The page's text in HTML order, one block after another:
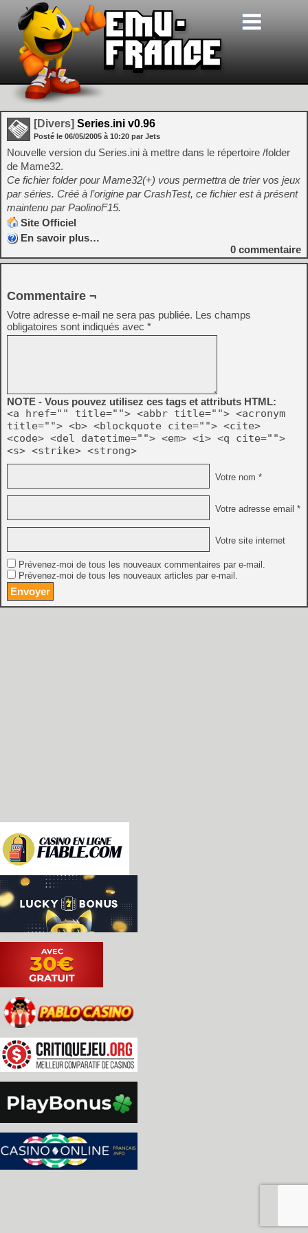
[Divers] Series.ini v0.96
Posté le 06/05/2005 à 10:20 par Jets
Nouvelle version du Series.ini à mettre dans le répertoire /folder
de Mame32.
Ce fichier folder pour Mame32(+) vous permettra de trier vos jeux
par séries. Créé à l’origine par CrashTest, ce fichier est à présent
maintenu par PaolinoF15.
Site Officiel
En savoir plus…
0 commentaire
Commentaire ¬
Votre adresse e-mail ne sera pas publiée. Les champs
obligatoires sont indiqués avec *
NOTE - Vous pouvez utilisez ces tags et attributs HTML:
<a href="" title=""> <abbr title=""> <acronym
title=""> <b> <blockquote cite=""> <cite>
<code> <del datetime=""> <em> <i> <q cite="">
<s> <strike> <strong>
Votre nom *
Votre adresse email *
Votre site internet
Prévenez-moi de tous les nouveaux commentaires par e-mail.
Prévenez-moi de tous les nouveaux articles par e-mail.